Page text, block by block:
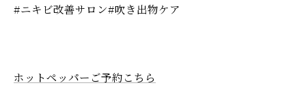
#ニキビ改善サロン#吹き出物ケア
ホットペッパーご予約こちら